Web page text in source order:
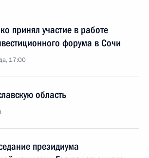
принял участие в работе
форума в Сочи
17:00
область
президиума